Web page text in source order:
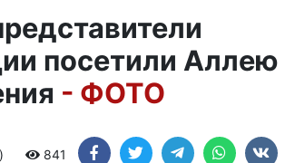
посетили Аллею
- ФОТО
841